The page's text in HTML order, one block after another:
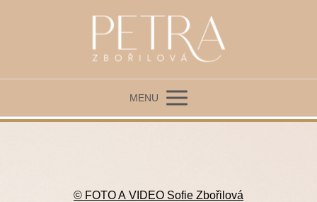
MENU
© FOTO A VIDEO Sofie Zbořilová